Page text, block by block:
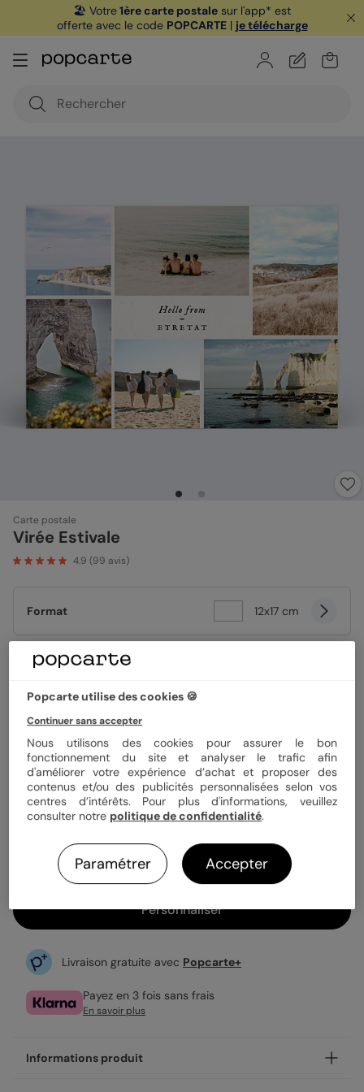
🏖️ Votre1ère carte postale sur l'app* est
offerte avec le code POPCARTE| je télécharge
Carte postale
Virée Estivale
4.9 (99 avis)
Format 12x17 cm
Quantité
2,89 €
1ère carte offerte sur l'application
Expédition rapide en 24h
Personnaliser
Livraison gratuite avec Popcarte+
Payez en 3 fois sans frais
En savoir plus
Informations produit
Popcarte utilise des cookies 🍪
Continuer sans accepter
Nous utilisons des cookies pour assurer le bon
fonctionnement du site et analyser le trafic afin
d'améliorer votre expérience d’achat et proposer des
contenus et/ou des publicités personnalisées selon vos
centres d’intérêts. Pour plus d'informations, veuillez
consulter notre politique de confidentialité.
Paramétrer Accepter